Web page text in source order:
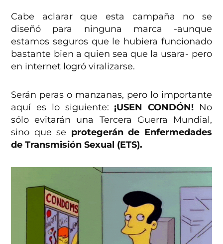
Cabe aclarar que esta campaña no se
diseñó para ninguna marca -aunque
estamos seguros que le hubiera funcionado
bastante bien a quien sea que la usara- pero
en internet logró viralizarse.
Serán peras o manzanas, pero lo importante
aquí es lo siguiente: ¡USEN CONDÓN!No
sólo evitarán una Tercera Guerra Mundial,
sino que se protegerán de Enfermedades
de Transmisión Sexual (ETS).